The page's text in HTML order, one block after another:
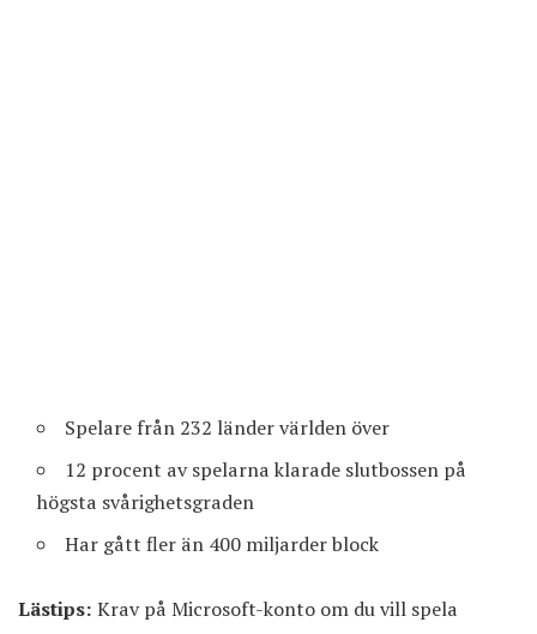
Spelare från 232 länder världen över
12 procent av spelarna klarade slutbossen på
högsta svårighetsgraden
Har gått fler än 400 miljarder block
Lästips: Krav på Microsoft-konto om du vill spela